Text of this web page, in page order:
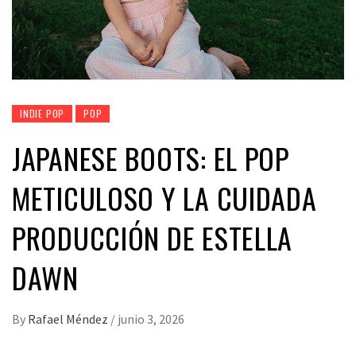
INDIE POP POP
JAPANESE BOOTS: EL POP
METICULOSO Y LA CUIDADA
PRODUCCIÓN DE ESTELLA
DAWN
By Rafael Méndez / junio 3, 2026